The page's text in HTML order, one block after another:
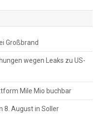
Großbrand
wegen Leaks zu US-
Mile Mio buchbar
8. August in Soller